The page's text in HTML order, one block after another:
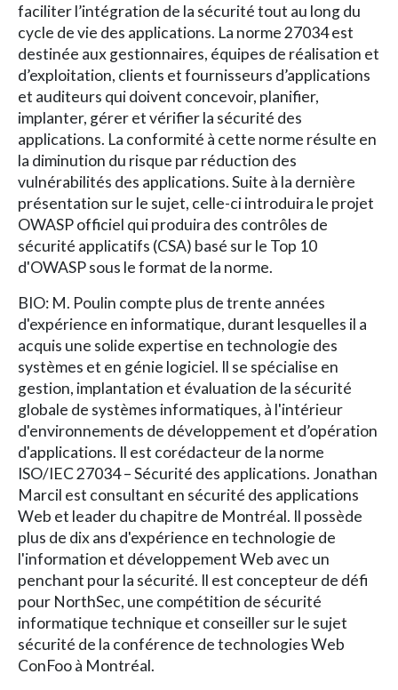
faciliter l’intégration de la sécurité tout au long du
cycle de vie des applications. La norme 27034 est
destinée aux gestionnaires, équipes de réalisation et
d’exploitation, clients et fournisseurs d’applications
et auditeurs qui doivent concevoir, planifier,
implanter, gérer et vérifier la sécurité des
applications. La conformité à cette norme résulte en
la diminution du risque par réduction des
vulnérabilités des applications. Suite à la dernière
présentation sur le sujet, celle-ci introduira le projet
OWASP officiel qui produira des contrôles de
sécurité applicatifs (CSA) basé sur le Top 10
d'OWASP sous le format de la norme.
BIO: M. Poulin compte plus de trente années
d'expérience en informatique, durant lesquelles il a
acquis une solide expertise en technologie des
systèmes et en génie logiciel. Il se spécialise en
gestion, implantation et évaluation de la sécurité
globale de systèmes informatiques, à l'intérieur
d'environnements de développement et d’opération
d'applications. Il est corédacteur de la norme
ISO/IEC 27034 – Sécurité des applications. Jonathan
Marcil est consultant en sécurité des applications
Web et leader du chapitre de Montréal. Il possède
plus de dix ans d'expérience en technologie de
l'information et développement Web avec un
penchant pour la sécurité. Il est concepteur de défi
pour NorthSec, une compétition de sécurité
informatique technique et conseiller sur le sujet
sécurité de la conférence de technologies Web
ConFoo à Montréal.